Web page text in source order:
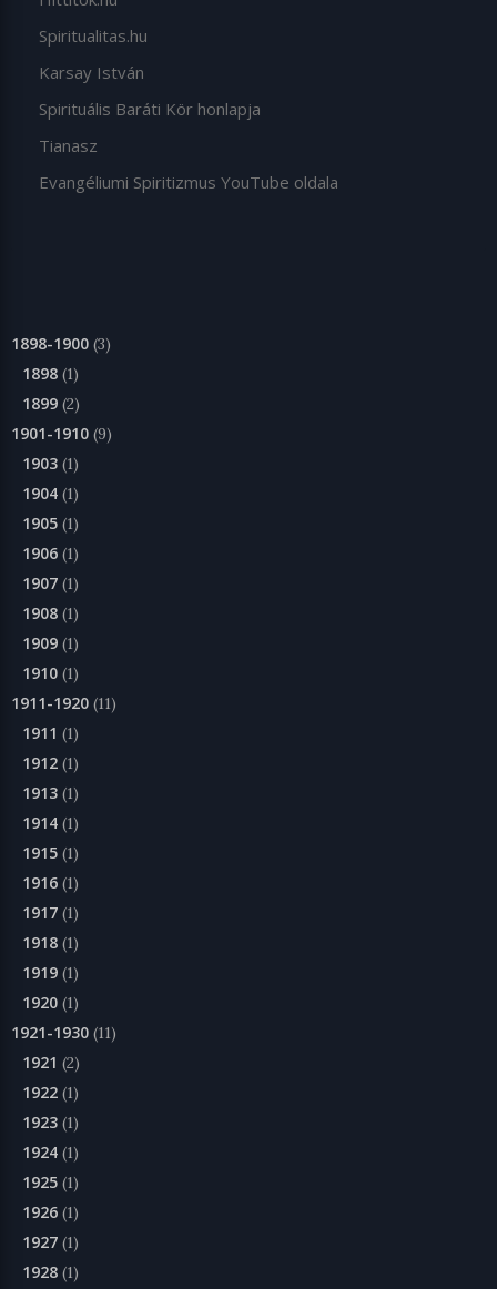
Spiritualitas.hu
Karsay István
Spirituális Baráti Kör honlapja
Tianasz
Evangéliumi Spiritizmus YouTube oldala
1898-1900 (3)
1898 (1)
1899 (2)
1901-1910 (9)
1903 (1)
1904 (1)
1905 (1)
1906 (1)
1907 (1)
1908 (1)
1909 (1)
1910 (1)
1911-1920 (11)
1911 (1)
1912 (1)
1913 (1)
1914 (1)
1915 (1)
1916 (1)
1917 (1)
1918 (1)
1919 (1)
1920 (1)
1921-1930 (11)
1921 (2)
1922 (1)
1923 (1)
1924 (1)
1925 (1)
1926 (1)
1927 (1)
1928 (1)